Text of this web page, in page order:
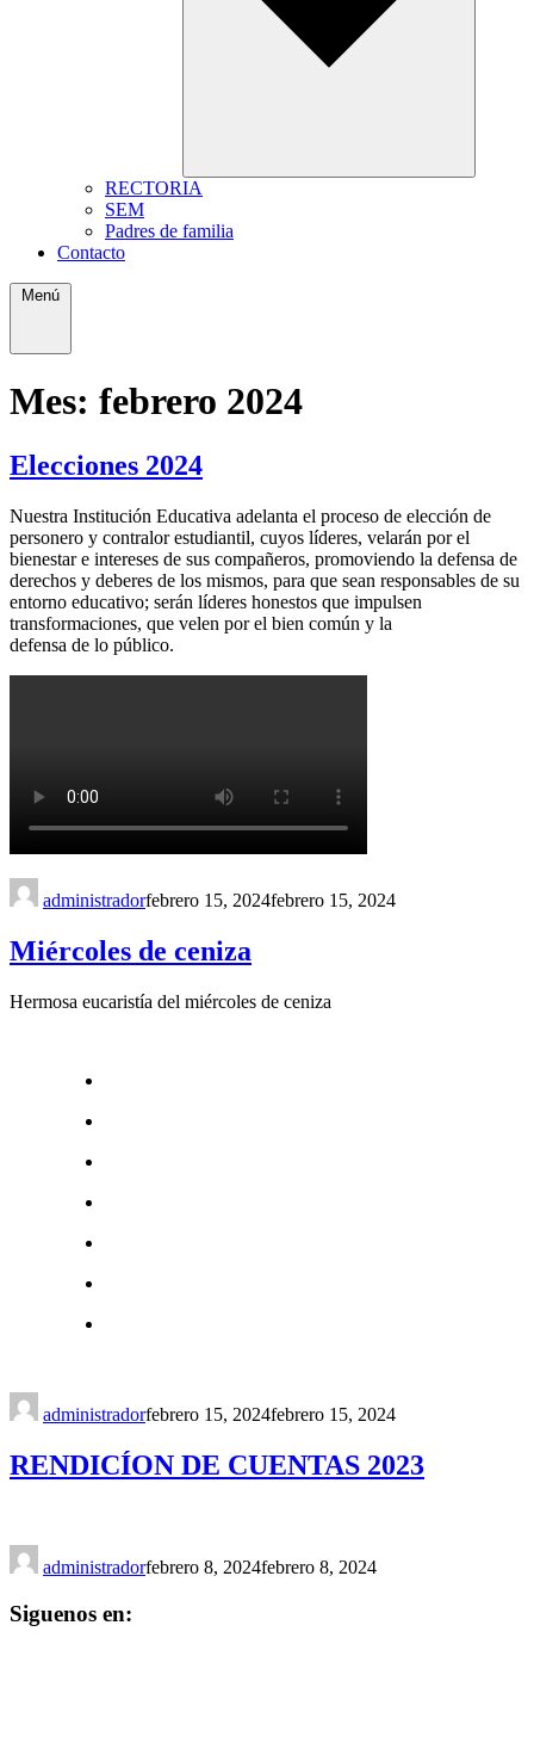
RECTORIA
SEM
Padres de familia
Contacto
Menú
Mes: febrero 2024
Elecciones 2024
Nuestra Institución Educativa adelanta el proceso de elección de
personero y contralor estudiantil, cuyos líderes, velarán por el
bienestar e intereses de sus compañeros, promoviendo la defensa de
derechos y deberes de los mismos, para que sean responsables de su
entorno educativo; serán líderes honestos que impulsen
transformaciones, que velen por el bien común y la
defensa de lo público.
administradorfebrero 15, 2024febrero 15, 2024
Miércoles de ceniza
Hermosa eucaristía del miércoles de ceniza
administradorfebrero 15, 2024febrero 15, 2024
RENDICÍON DE CUENTAS 2023
administradorfebrero 8, 2024febrero 8, 2024
Siguenos en: